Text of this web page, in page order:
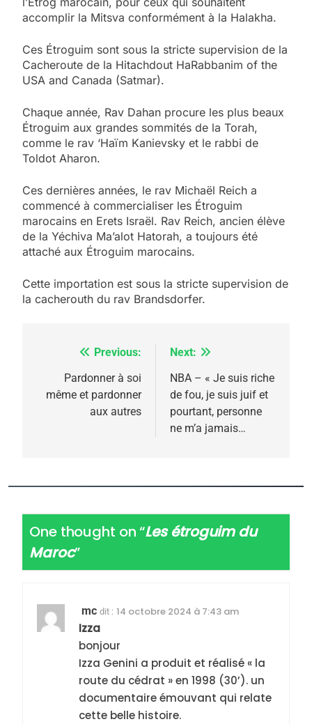
accomplir la Mitsva conformément à la Halakha.
Ces Étroguim sont sous la stricte supervision de la
Cacheroute de la Hitachdout HaRabbanim of the
USA and Canada (Satmar).
Chaque année, Rav Dahan procure les plus beaux
Étroguim aux grandes sommités de la Torah,
comme le rav ‘Haïm Kanievsky et le rabbi de
Toldot Aharon.
Ces dernières années, le rav Michaël Reich a
commencé à commercialiser les Étroguim
marocains en Erets Israël. Rav Reich, ancien élève
de la Yéchiva Ma’alot Hatorah, a toujours été
attaché aux Étroguim marocains.
Cette importation est sous la stricte supervision de
la cacherouth du rav Brandsdorfer.
Navigation
l’article
Previous:
Pardonner à soi
même et pardonner
aux autres
Next:
NBA – « Je suis riche
de fou, je suis juif et
pourtant, personne
ne m’a jamais…
One thought on “Les étroguim du
Maroc”
mc dit : 14 octobre 2024 à 7:43 am
Izza
bonjour
Izza Genini a produit et réalisé « la
route du cédrat » en 1998 (30’). un
documentaire émouvant qui relate
cette belle histoire.
5
meurtrière selon le
l’antisémitisme
6
POURQUOI JE REVENDIQUE
MA JUDAÏTE par Thérèse
Zrihen-Dvir
ISRAÉL JUDAISME